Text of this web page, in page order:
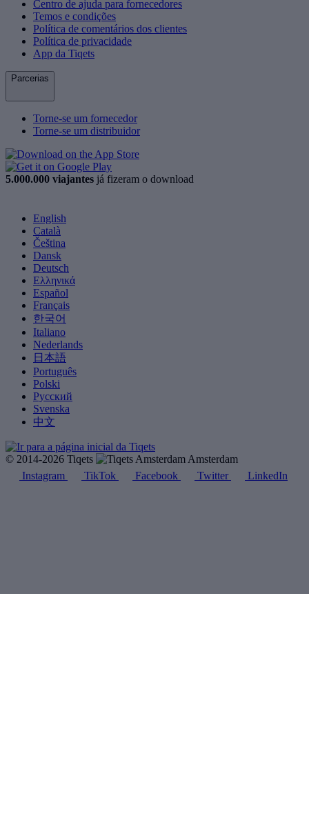
Centro de ajuda para fornecedores
Temos e condições
Política de comentários dos clientes
Política de privacidade
App da Tiqets
Parcerias
Torne-se um fornecedor
Torne-se um distribuidor
5.000.000 viajantes já fizeram o download
English
Català
Čeština
Dansk
Deutsch
Ελληνικά
Español
Français
한국어
Italiano
Nederlands
日本語
Português
Polski
Русский
Svenska
中文
© 2014-2026 Tiqets
Amsterdam
Instagram
TikTok Facebook Twitter LinkedIn